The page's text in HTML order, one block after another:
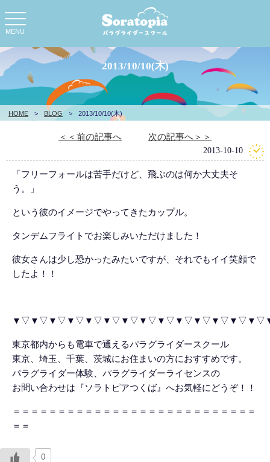
toggle
navigation
MENU
HOME > BLOG > 2013/10/10(木)
2013/10/10(木)
＜＜前の記事へ 次の記事へ＞＞
2013-10-10
「フリーフォールは苦手だけど、飛ぶのは何か大丈夫そ
う。」
という彼のイメージでやってきたカップル。
タンデムフライトでお楽しみいただけました！
彼女さんは少し恐かったみたいですが、それでもイイ笑顔で
したよ！！
東京都内からも電車で通えるパラグライダースクール
東京、埼玉、千葉、茨城にお住まいの方におすすめです。
パラグライダー体験、パラグライダーライセンスの
お問い合わせは『ソラトピアつくば』へお気軽にどうぞ！！
＝＝＝＝＝＝＝＝＝＝＝＝＝＝＝＝＝＝＝＝＝＝＝＝＝＝＝
＝＝
0